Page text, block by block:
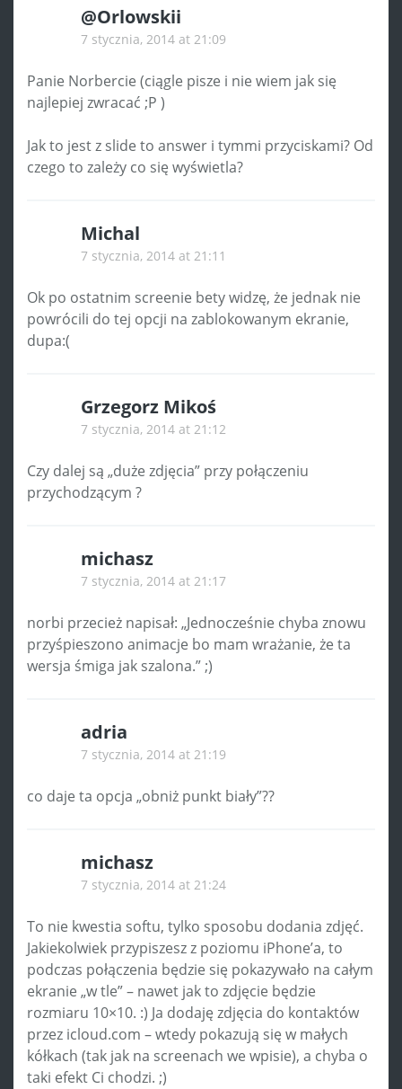
@Orlowskii
7 stycznia, 2014 at 21:09
Panie Norbercie (ciągle pisze i nie wiem jak się
najlepiej zwracać ;P )
Jak to jest z slide to answer i tymmi przyciskami? Od
czego to zależy co się wyświetla?
Michal
7 stycznia, 2014 at 21:11
Ok po ostatnim screenie bety widzę, że jednak nie
powrócili do tej opcji na zablokowanym ekranie,
dupa:(
Grzegorz Mikoś
7 stycznia, 2014 at 21:12
Czy dalej są „duże zdjęcia” przy połączeniu
przychodzącym ?
michasz
7 stycznia, 2014 at 21:17
norbi przecież napisał: „Jednocześnie chyba znowu
przyśpieszono animacje bo mam wrażanie, że ta
wersja śmiga jak szalona.” ;)
adria
7 stycznia, 2014 at 21:19
co daje ta opcja „obniż punkt biały”??
michasz
7 stycznia, 2014 at 21:24
To nie kwestia softu, tylko sposobu dodania zdjęć.
Jakiekolwiek przypiszesz z poziomu iPhone’a, to
podczas połączenia będzie się pokazywało na całym
ekranie „w tle” – nawet jak to zdjęcie będzie
rozmiaru 10×10. :) Ja dodaję zdjęcia do kontaktów
przez icloud.com – wtedy pokazują się w małych
kółkach (tak jak na screenach we wpisie), a chyba o
taki efekt Ci chodzi. ;)